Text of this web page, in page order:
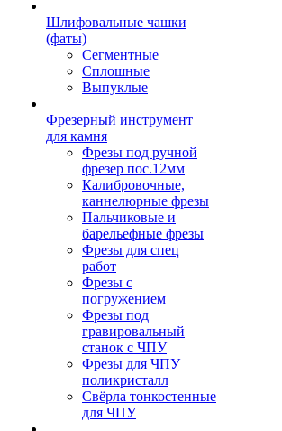
Шлифовальные чашки
(фаты)
Сегментные
Сплошные
Выпуклые
Фрезерный инструмент
для камня
Фрезы под ручной
фрезер пос.12мм
Калибровочные,
каннелюрные фрезы
Пальчиковые и
барельефные фрезы
Фрезы для спец
работ
Фрезы с
погружением
Фрезы под
гравировальный
станок с ЧПУ
Фрезы для ЧПУ
поликристалл
Свёрла тонкостенные
для ЧПУ